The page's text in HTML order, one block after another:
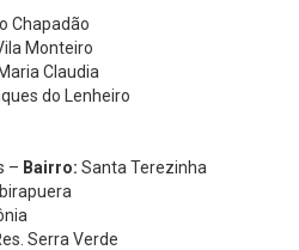
Chapadão
Monteiro
Claudia
do Lenheiro
– Bairro: Santa Terezinha
Serra Verde